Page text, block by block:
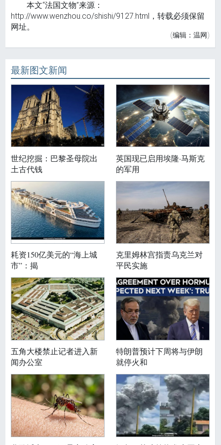
本文“法国文物”来源：
http://www.wenzhou.co/shishi/9127.html，转载必须保留
网址。
(编辑：温网)
最新图文新闻
世纪挖掘：巴黎圣母院出
土古代钱
英国现已启用埃隆·马斯克
的军用
耗资150亿美元的“海上城
市”：揭
克里姆林宫指责乌克兰对
平民实施
五角大楼禁止记者进入新
闻办公室
特朗普预计下周将与伊朗
就停火和